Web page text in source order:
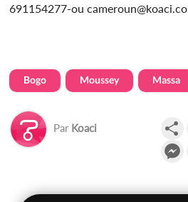
691154277-ou
Bogo Moussey Massa
Par Koaci